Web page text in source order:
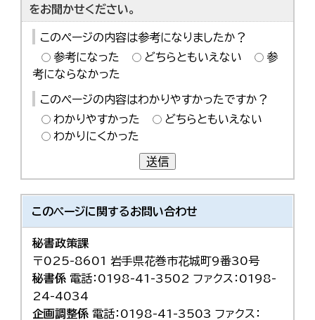
をお聞かせください。
このページの内容は参考になりましたか？
参考になった
どちらともいえない
参
考にならなかった
このページの内容はわかりやすかったですか？
わかりやすかった
どちらともいえない
わかりにくかった
送信
このページに関するお問い合わせ
秘書政策課
〒025-8601 岩手県花巻市花城町9番30号
秘書係電話：0198-41-3502 ファクス：0198-
24-4034
企画調整係電話：0198-41-3503 ファクス：